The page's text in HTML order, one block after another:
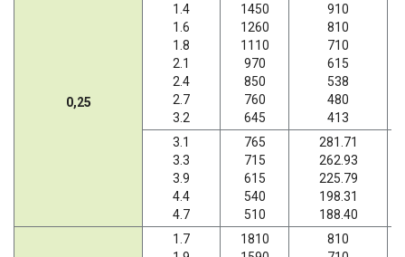
0,25
1.4
1.6
1.8
2.1
2.4
2.7
3.2
1450
1260
1110
970
850
760
645
910
810
710
615
538
480
413
3.1
3.3
3.9
4.4
4.7
765
715
615
540
510
281.71
262.93
225.79
198.31
188.40
1.7
1810
810